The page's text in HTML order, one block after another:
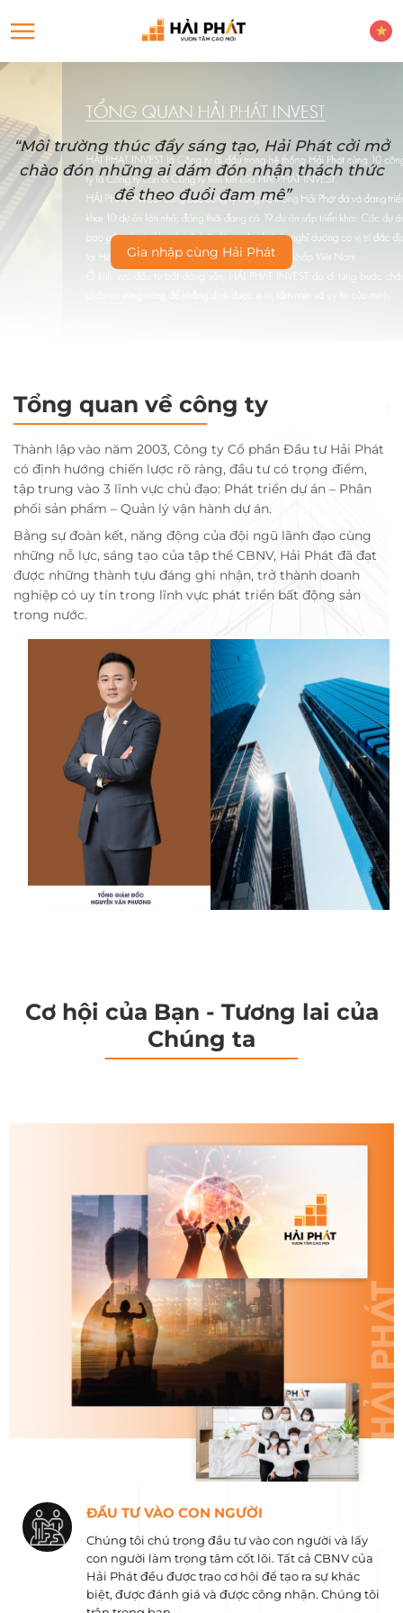
“Môi trường thúc đẩy sáng tạo, Hải Phát cởi mở
chào đón những ai dám đón nhận thách thức
để theo đuổi đam mê”
Gia nhập cùng Hải Phát
Tổng quan về công ty
Thành lập vào năm 2003, Công ty Cổ phần Đầu tư Hải Phát
có định hướng chiến lược rõ ràng, đầu tư có trọng điểm,
tập trung vào 3 lĩnh vực chủ đạo: Phát triển dự án – Phân
phối sản phẩm – Quản lý vận hành dự án.
Bằng sự đoàn kết, năng động của đội ngũ lãnh đạo cùng
những nỗ lực, sáng tạo của tập thể CBNV, Hải Phát đã đạt
được những thành tựu đáng ghi nhận, trở thành doanh
nghiệp có uy tín trong lĩnh vực phát triển bất động sản
trong nước.
Cơ hội của Bạn - Tương lai của
Chúng ta
ĐẦU TƯ VÀO CON NGƯỜI
Chúng tôi chú trọng đầu tư vào con người và lấy
con người làm trọng tâm cốt lõi. Tất cả CBNV của
Hải Phát đều được trao cơ hội để tạo ra sự khác
biệt, được đánh giá và được công nhận. Chúng tôi